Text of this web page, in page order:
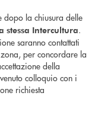
dopo la chiusura delle
stessa Intercultura.
saranno contattati
per concordare la
della
colloquio con i
richiesta